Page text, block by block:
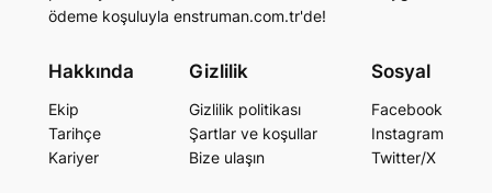
ödeme koşuluyla enstruman.com.tr'de!
Hakkında
Ekip
Tarihçe
Kariyer
Gizlilik
Gizlilik politikası
Şartlar ve koşullar
Bize ulaşın
Sosyal
Facebook
Instagram
Twitter/X